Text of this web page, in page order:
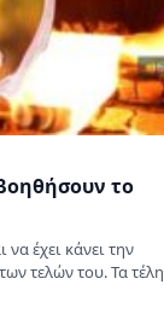
το
έχει κάνει την
τελών του. Τα τέλη